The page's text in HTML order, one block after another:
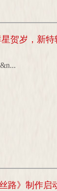
星贺岁，新
路》制作启